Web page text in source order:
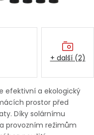
efektivní a ekologický
prostor před
Díky solárnímu
provozním režimům
+ další (2)